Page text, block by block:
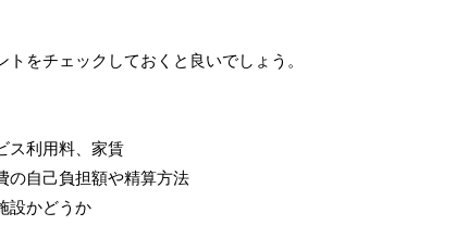
をチェックしておくと良いでしょう。
ス利用料、家賃
の自己負担額や精算方法
設かどうか